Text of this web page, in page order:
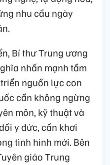
nhu cầu ngày
Bí thư Trung ương
nhấn mạnh tầm
nguồn lực con
cần không ngừng
môn, kỹ thuật và
y đức, cần khơi
tình hình mới. Bên
giáo Trung